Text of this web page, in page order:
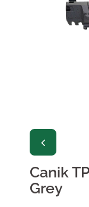
Canik
Grey